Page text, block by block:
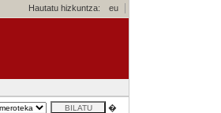
Hautatu hizkuntza:
eu
�